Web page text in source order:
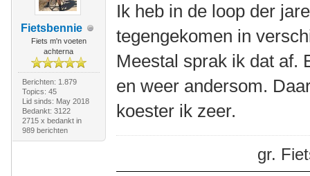
Fietsbennie
Fiets m'n voeten
achterna
Berichten: 1.879
Topics: 45
Lid sinds: May 2018
Bedankt: 3122
2715 x bedankt in
989 berichten
Ik heb in de loop der
tegengekomen in
Meestal sprak ik dat af.
en weer andersom.
koester ik zeer.
gr.